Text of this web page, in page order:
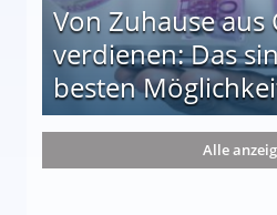
Von Zuhause aus
verdienen: Das
besten
die 15 besten Möglichkeiten
Alle